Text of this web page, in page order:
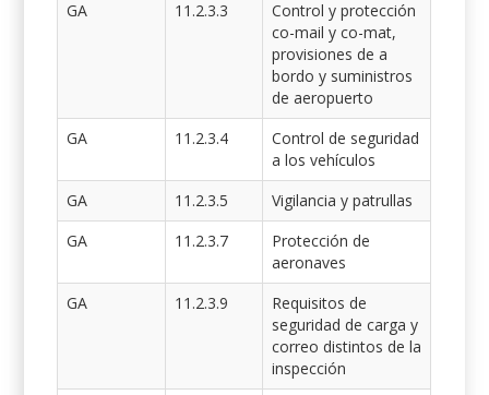
GA
11.2.3.3
Control y protección
co-mail y co-mat,
provisiones de a
bordo y suministros
de aeropuerto
GA
11.2.3.4
Control de seguridad
a los vehículos
GA
11.2.3.5
Vigilancia y patrullas
GA
11.2.3.7
Protección de
aeronaves
GA
11.2.3.9
Requisitos de
seguridad de carga y
correo distintos de la
inspección